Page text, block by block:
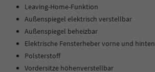
Leaving-Home-Funktion
Außenspiegel elektrisch verstellbar
Außenspiegel beheizbar
Elektrische Fensterheber vorne und hinten
Polsterstoff
Vordersitze höhenverstellbar